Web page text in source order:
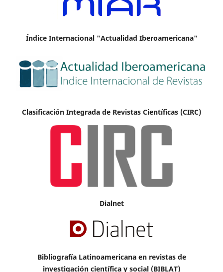
Índice Internacional "Actualidad Iberoamericana"
Clasificación Integrada de Revistas Científicas (CIRC)
Dialnet
Bibliografía Latinoamericana en revistas de
investigación científica y social (BIBLAT)